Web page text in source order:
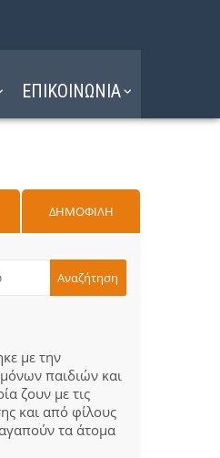
ΕΠΙΚΟΙΝΩΝΙΑ
ΔΗΜΟΦΙΛΗ
με την
παιδιών και
ζουν με τις
και από φίλους
αγαπούν τα άτομα